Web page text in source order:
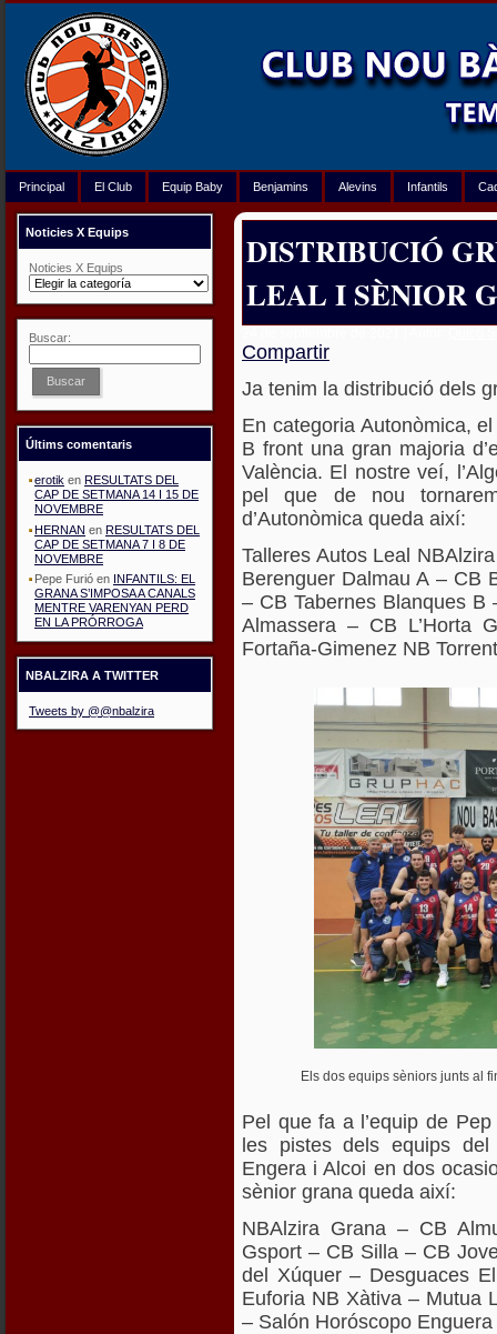
Principal El Club Equip Baby Benjamins Alevins Infantils
Noticies X Equips
Noticies X Equips
Buscar:
Buscar
Últims comentaris
erotik en RESULTATS DEL
CAP DE SETMANA 14 I 15 DE
NOVEMBRE
HERNAN en RESULTATS DEL
CAP DE SETMANA 7 I 8 DE
NOVEMBRE
Pepe Furió en INFANTILS: EL
GRANA S’IMPOSA A CANALS
MENTRE VARENYAN PERD
EN LA PRÓRROGA
NBALZIRA A TWITTER
Tweets by @@nbalzira
DISTRIBUCIÓ
LEAL I SÈNIOR
Compartir
Ja tenim la distribució dels
En categoria Autonòmica,
B front una gran majoria
València. El nostre veí,
pel que de nou
d’Autonòmica queda així:
Talleres Autos Leal
Berenguer Dalmau A – CB
– CB Tabernes Blanques
Almassera – CB L’Horta
Fortaña-Gimenez NB
Els dos equips sèniors junts al
Pel que fa a l’equip de
les pistes dels equips
Engera i Alcoi en dos
sènior grana queda així:
NBAlzira Grana – CB
Gsport – CB Silla – CB
del Xúquer – Desguaces
Euforia NB Xàtiva – Mutua
– Salón Horóscopo